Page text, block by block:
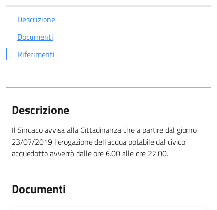
Descrizione
Documenti
Riferimenti
Descrizione
Il Sindaco avvisa alla Cittadinanza che a partire dal giorno
23/07/2019 l'erogazione dell'acqua potabile dal civico
acquedotto avverrà dalle ore 6.00 alle ore 22.00.
Documenti